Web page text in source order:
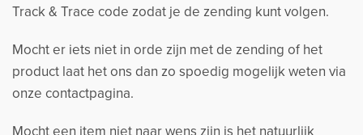
Track & Trace code zodat je de zending kunt volgen.
Mocht er iets niet in orde zijn met de zending of het
product laat het ons dan zo spoedig mogelijk weten via
onze contactpagina.